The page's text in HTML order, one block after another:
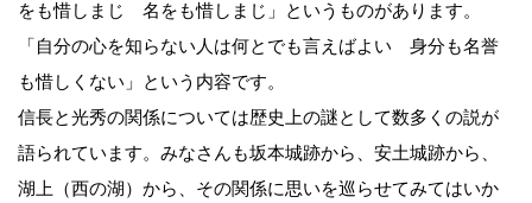
をも惜しまじ 名をも惜しまじ」というものがあります。
「自分の心を知らない人は何とでも言えばよい 身分も名誉
も惜しくない」という内容です。
信長と光秀の関係については歴史上の謎として数多くの説が
語られています。みなさんも坂本城跡から、安土城跡から、
湖上（西の湖）から、その関係に思いを巡らせてみてはいか